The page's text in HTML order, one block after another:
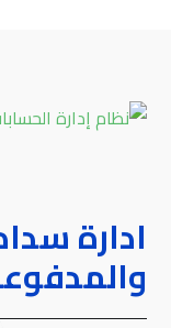
ادارة